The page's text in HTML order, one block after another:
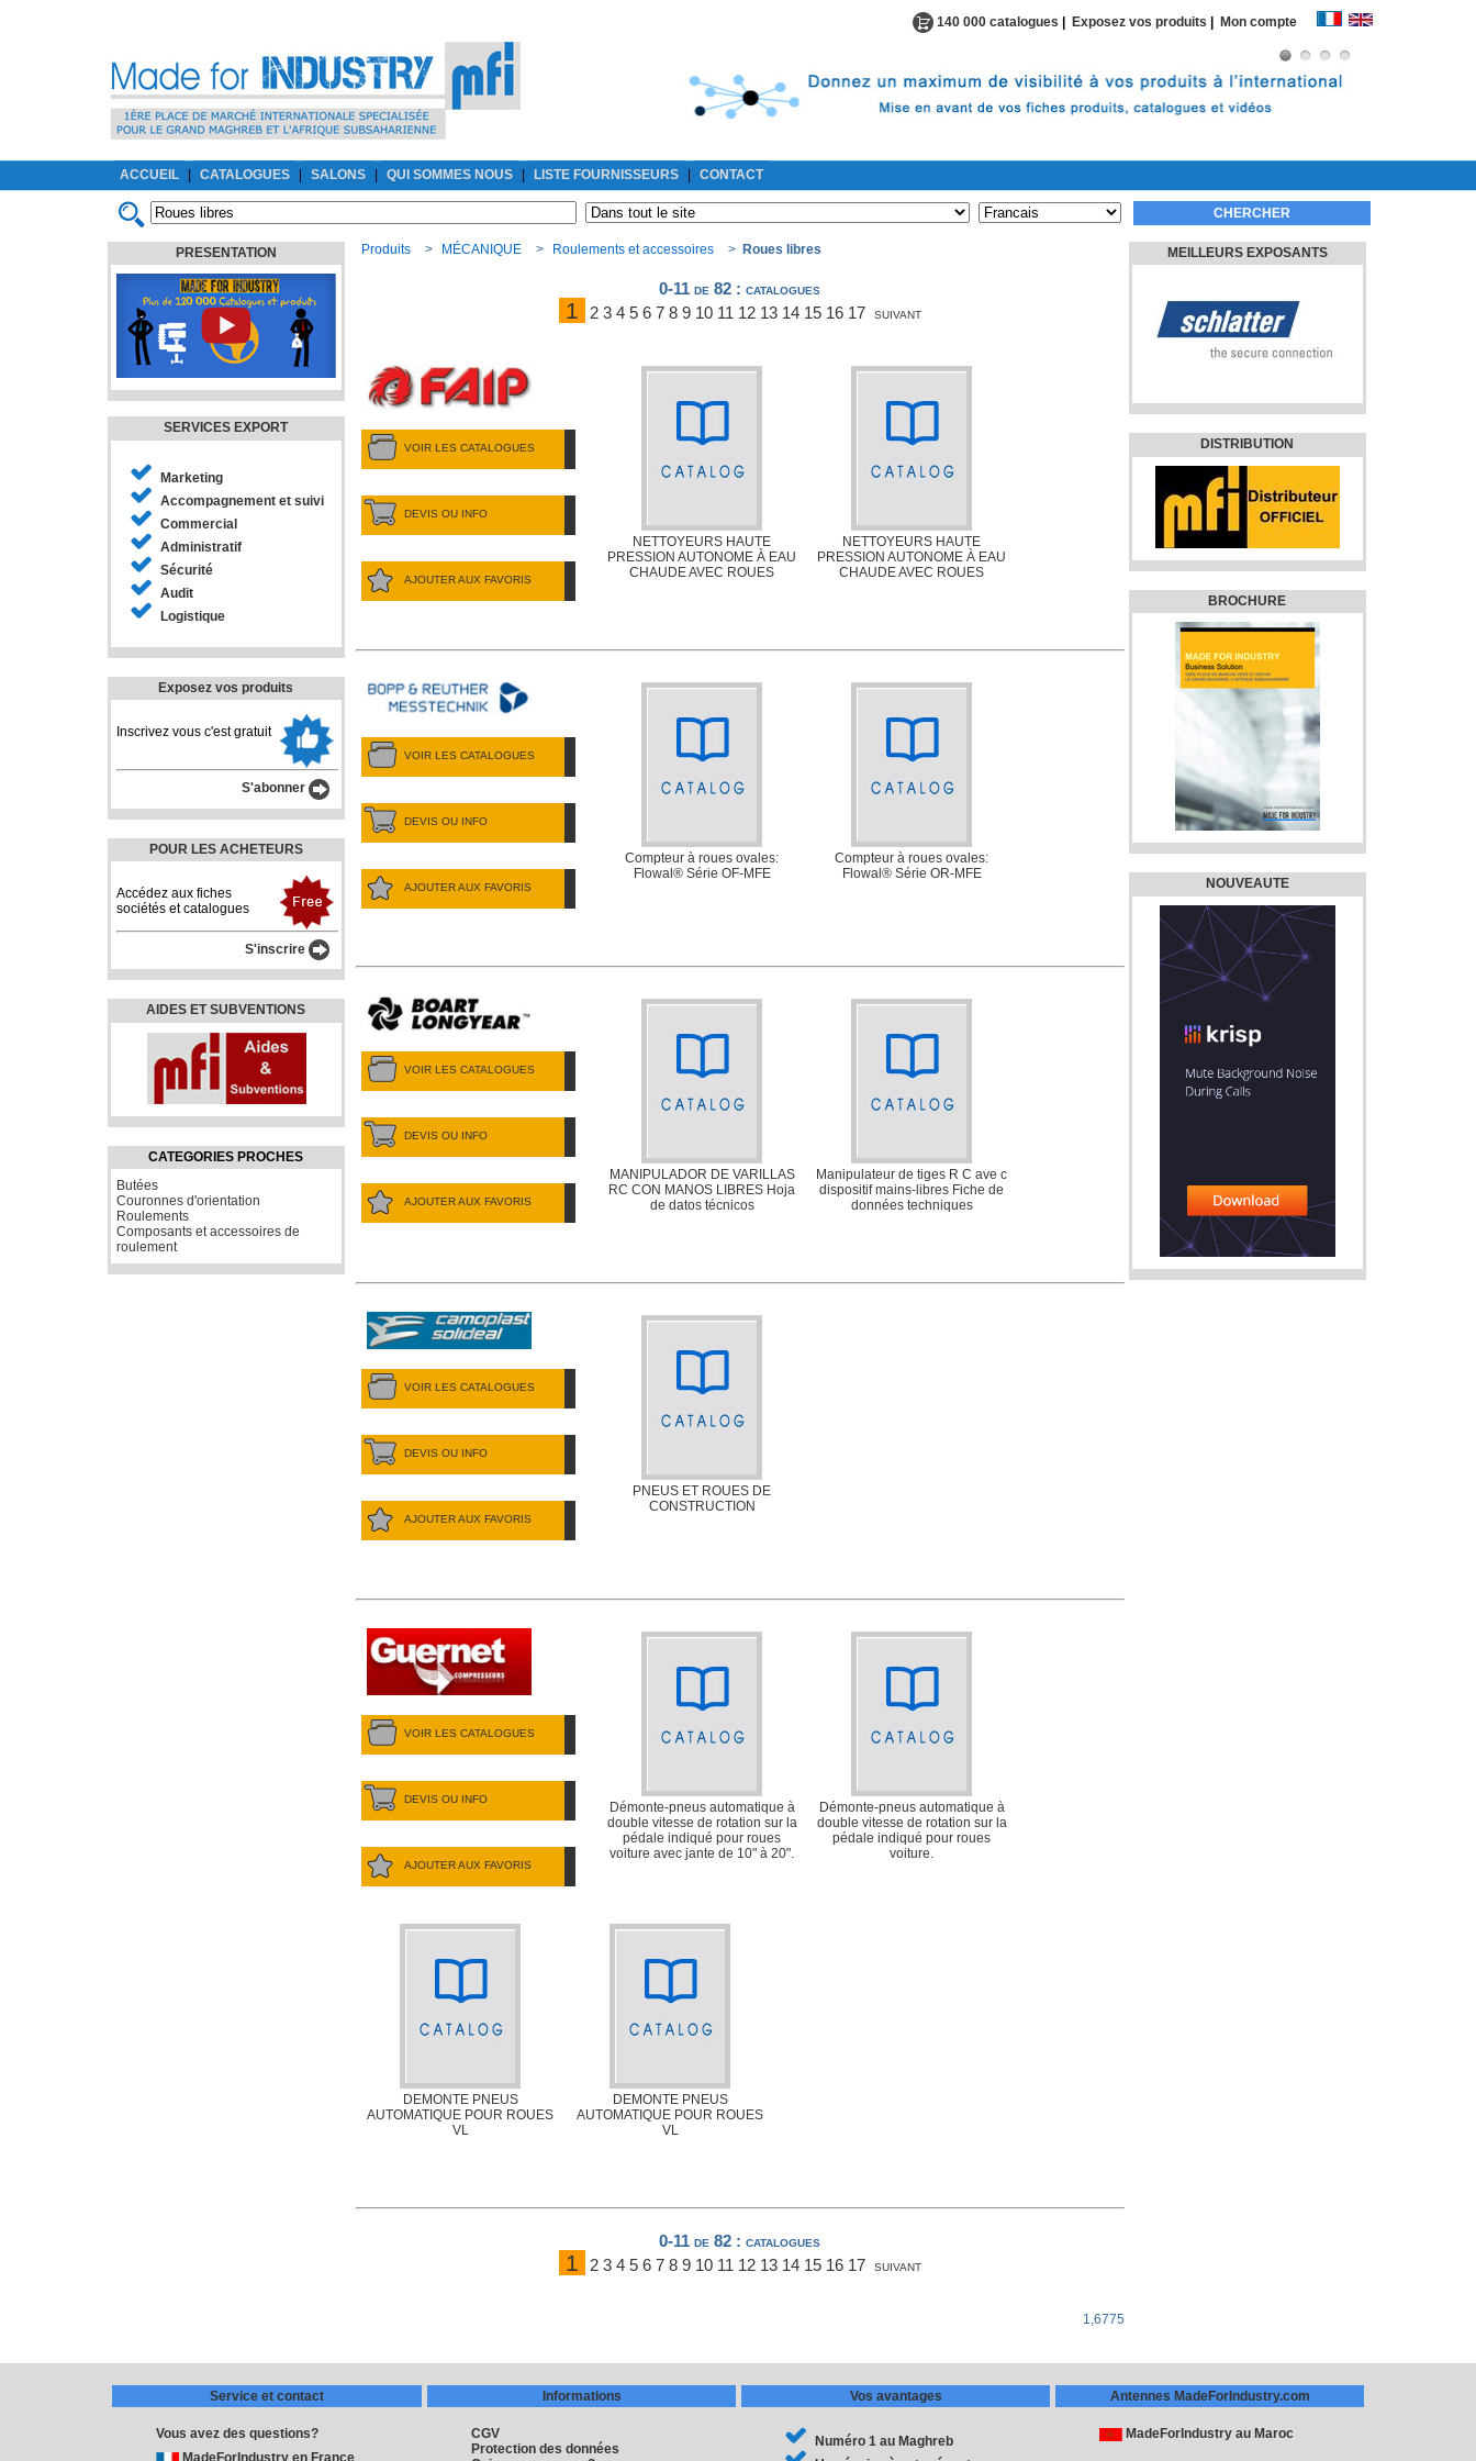
140 000 catalogues Exposez vos produits Mon compte
ACCUEIL CATALOGUES SALONS QUI SOMMES NOUS LISTE FOURNISSEURS CONTACT
PRESENTATION
SERVICES EXPORT
Marketing
Accompagnement et suivi
Commercial
Administratif
Sécurité
Audit
Logistique
Exposez vos produits
Inscrivez vous c'est gratuit
S'abonner
POUR LES ACHETEURS
Accédez aux fiches
sociétés et catalogues
S'inscrire
AIDES ET SUBVENTIONS
CATEGORIES PROCHES
Butées
Couronnes d'orientation
Roulements
Composants et accessoires de
roulement
Produits > MÉCANIQUE > Roulements et accessoires > Roues libres
0-11 de 82 : catalogues
1 2 3 4 5 6 7 8 9 10 11 12 13 14 15 16 17 suivant
VOIR LES CATALOGUES
DEVIS OU INFO
AJOUTER AUX FAVORIS
NETTOYEURS HAUTE
PRESSION AUTONOME À EAU
CHAUDE AVEC ROUES
NETTOYEURS HAUTE
PRESSION AUTONOME À EAU
CHAUDE AVEC ROUES
VOIR LES CATALOGUES
DEVIS OU INFO
AJOUTER AUX FAVORIS
Compteur à roues ovales:
Flowal® Série OF-MFE
Compteur à roues ovales:
Flowal® Série OR-MFE
VOIR LES CATALOGUES
DEVIS OU INFO
AJOUTER AUX FAVORIS
MANIPULADOR DE VARILLAS
RC CON MANOS LIBRES Hoja
de datos técnicos
Manipulateur de tiges R C ave c
dispositif mains-libres Fiche de
données techniques
VOIR LES CATALOGUES
DEVIS OU INFO
AJOUTER AUX FAVORIS
PNEUS ET ROUES DE
CONSTRUCTION
VOIR LES CATALOGUES
DEVIS OU INFO
AJOUTER AUX FAVORIS
Démonte-pneus automatique à
double vitesse de rotation sur la
pédale indiqué pour roues
voiture avec jante de 10" à 20".
Démonte-pneus automatique à
double vitesse de rotation sur la
pédale indiqué pour roues
voiture.
DEMONTE PNEUS
AUTOMATIQUE POUR ROUES
VL
DEMONTE PNEUS
AUTOMATIQUE POUR ROUES
VL
0-11 de 82 : catalogues
1 2 3 4 5 6 7 8 9 10 11 12 13 14 15 16 17 suivant
1,6775
MEILLEURS EXPOSANTS
DISTRIBUTION
BROCHURE
NOUVEAUTE
Service et contact Informations Vos avantages Antennes MadeForIndustry.com
Vous avez des questions?
CGV
Protection des données
Numéro 1 au Maghreb
MadeForIndustry au Maroc